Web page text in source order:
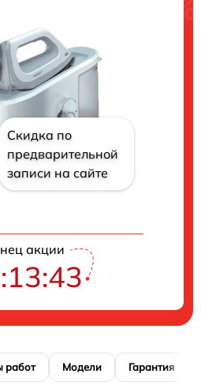
Скидка по
предварительной
записи на сайте
акции
работ Модели Гарантия